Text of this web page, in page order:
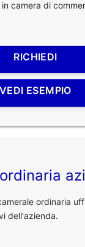
camera di
RICHIEDI
VEDI ESEMPIO
ordinaria
dell'azienda.